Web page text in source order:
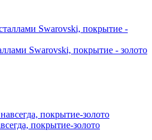
Swarovski, покрытие - золото
покрытие-золото